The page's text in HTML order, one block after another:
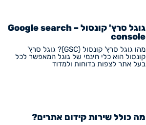
גוגל סרץ' קונסול – Google search
console
מהו גוגל סרץ' קונסול (GSC)? גוגל סרץ'
קונסול הוא כלי חינמי של גוגל המאפשר לכל
בעל אתר לצפות בדוחות ולמדוד
מה כולל שירות קידום אתרים?